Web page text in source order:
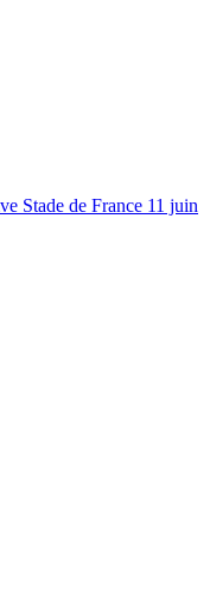
Stade de France 11 juin